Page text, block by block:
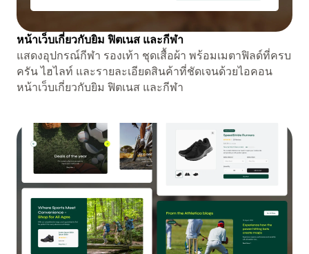
หน้าเว็บเกี่ยวกับยิม ฟิตเนส และกีฬา
แสดงอุปกรณ์กีฬา รองเท้า ชุดเสื้อผ้า พร้อมเมตาฟิลด์ที่ครบ
ครัน ไฮไลท์ และรายละเอียดสินค้าที่ชัดเจนด้วยไอคอน
หน้าเว็บเกี่ยวกับยิม ฟิตเนส และกีฬา